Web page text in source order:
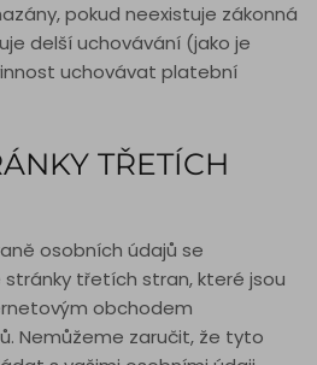
pokud neexistuje zákonná
delší uchovávání (jako je
uchovávat platební
TŘETÍCH
osobních údajů se
třetích stran, které jsou
obchodem
Nemůžeme zaručit, že tyto